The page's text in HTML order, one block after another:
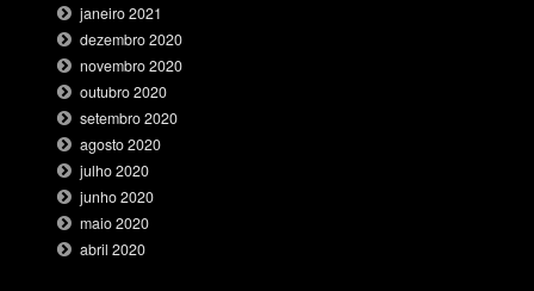
janeiro 2021
dezembro 2020
novembro 2020
outubro 2020
setembro 2020
agosto 2020
julho 2020
junho 2020
maio 2020
abril 2020